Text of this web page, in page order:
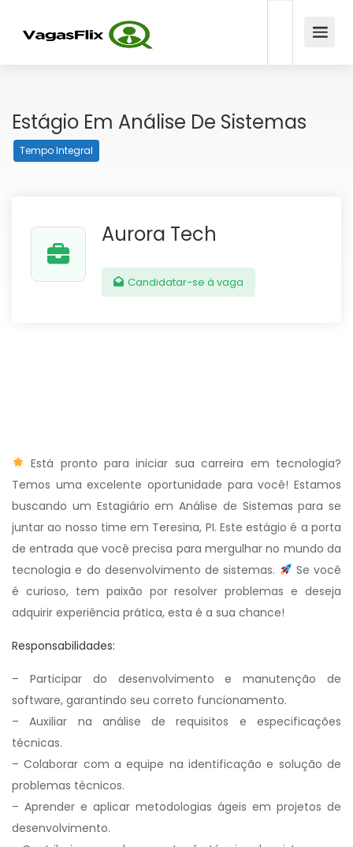
Estágio Em Análise De Sistemas
Tempo Integral
Aurora Tech
Candidatar-se à vaga
Está pronto para iniciar sua carreira em tecnologia?
Temos uma excelente oportunidade para você! Estamos
buscando um Estagiário em Análise de Sistemas para se
juntar ao nosso time em Teresina, PI. Este estágio é a porta
de entrada que você precisa para mergulhar no mundo da
tecnologia e do desenvolvimento de sistemas.
Se você
é curioso, tem paixão por resolver problemas e deseja
adquirir experiência prática, esta é a sua chance!
Responsabilidades:
– Participar do desenvolvimento e manutenção de
software, garantindo seu correto funcionamento.
– Auxiliar na análise de requisitos e especificações
técnicas.
– Colaborar com a equipe na identificação e solução de
problemas técnicos.
– Aprender e aplicar metodologias ágeis em projetos de
desenvolvimento.